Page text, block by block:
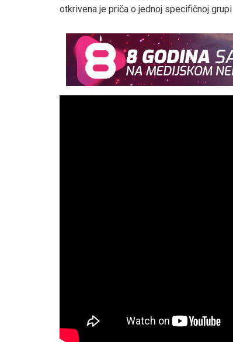
otkrivena je priča o jednoj specifičnoj grupi